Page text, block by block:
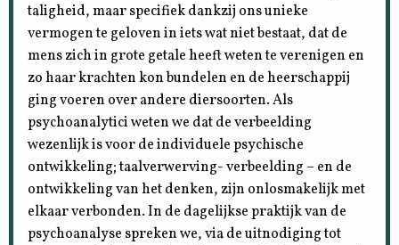
taligheid, maar specifiek dankzij ons unieke
vermogen te geloven in iets wat niet bestaat, dat de
mens zich in grote getale heeft weten te verenigen en
zo haar krachten kon bundelen en de heerschappij
ging voeren over andere diersoorten. Als
psychoanalytici weten we dat de verbeelding
wezenlijk is voor de individuele psychische
ontwikkeling; taalverwerving- verbeelding – en de
ontwikkeling van het denken, zijn onlosmakelijk met
elkaar verbonden. In de dagelijkse praktijk van de
psychoanalyse spreken we, via de uitnodiging tot